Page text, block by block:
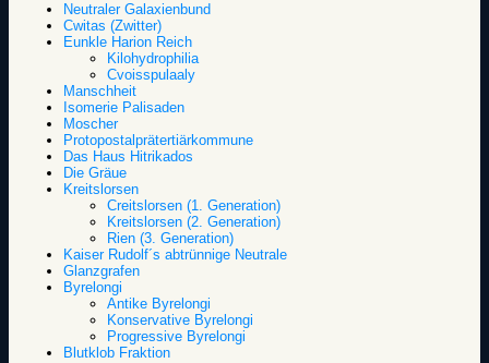
Neutraler Galaxienbund
Cwitas (Zwitter)
Eunkle Harion Reich
Kilohydrophilia
Cvoisspulaaly
Manschheit
Isomerie Palisaden
Moscher
Protopostalprätertiärkommune
Das Haus Hitrikados
Die Gräue
Kreitslorsen
Creitslorsen (1. Generation)
Kreitslorsen (2. Generation)
Rien (3. Generation)
Kaiser Rudolf´s abtrünnige Neutrale
Glanzgrafen
Byrelongi
Antike Byrelongi
Konservative Byrelongi
Progressive Byrelongi
Blutklob Fraktion